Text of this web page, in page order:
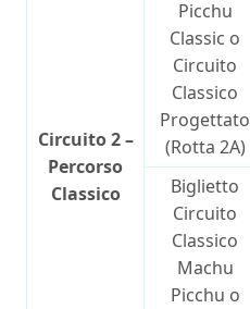
Circuito 2 –
Percorso
Classico
Picchu
Classic o
Circuito
Classico
Progettato
(Rotta 2A)
Biglietto
Circuito
Classico
Machu
Picchu o